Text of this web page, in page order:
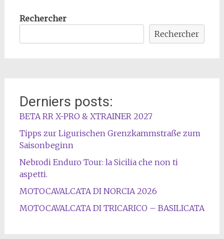
Rechercher
Rechercher
Derniers posts:
BETA RR X-PRO & XTRAINER 2027
Tipps zur Ligurischen Grenzkammstraße zum
Saisonbeginn
Nebrodi Enduro Tour: la Sicilia che non ti
aspetti.
MOTOCAVALCATA DI NORCIA 2026
MOTOCAVALCATA DI TRICARICO – BASILICATA